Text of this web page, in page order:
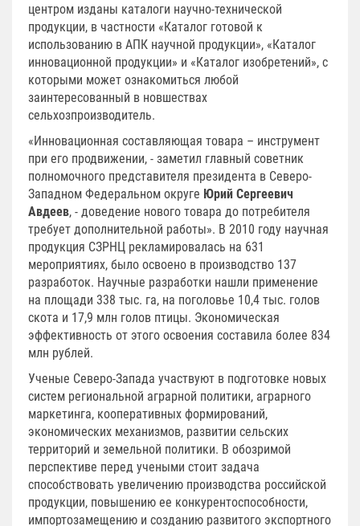
центром изданы каталоги научно-технической
продукции, в частности «Каталог готовой к
использованию в АПК научной продукции», «Каталог
инновационной продукции» и «Каталог изобретений», с
которыми может ознакомиться любой
заинтересованный в новшествах
сельхозпроизводитель.
«Инновационная составляющая товара – инструмент
при его продвижении, - заметил главный советник
полномочного представителя президента в Северо-
Западном Федеральном округе Юрий Сергеевич
Авдеев, - доведение нового товара до потребителя
требует дополнительной работы». В 2010 году научная
продукция СЗРНЦ рекламировалась на 631
мероприятиях, было освоено в производство 137
разработок. Научные разработки нашли применение
на площади 338 тыс. га, на поголовье 10,4 тыс. голов
скота и 17,9 млн голов птицы. Экономическая
эффективность от этого освоения составила более 834
млн рублей.
Ученые Северо-Запада участвуют в подготовке новых
систем региональной аграрной политики, аграрного
маркетинга, кооперативных формирований,
экономических механизмов, развитии сельских
территорий и земельной политики. В обозримой
перспективе перед учеными стоит задача
способствовать увеличению производства российской
продукции, повышению ее конкурентоспособности,
импортозамещению и созданию развитого экспортного